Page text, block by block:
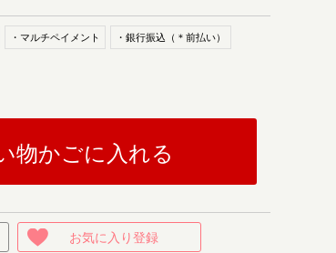
・マルチペイメント ・銀行振込（＊前払い）
物かごに入れる
お気に入り登録